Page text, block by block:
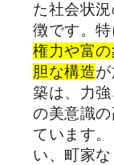
た社会状
徴です。特
権力や富
胆な構造
築は、力
の美意識
ています
い、町家